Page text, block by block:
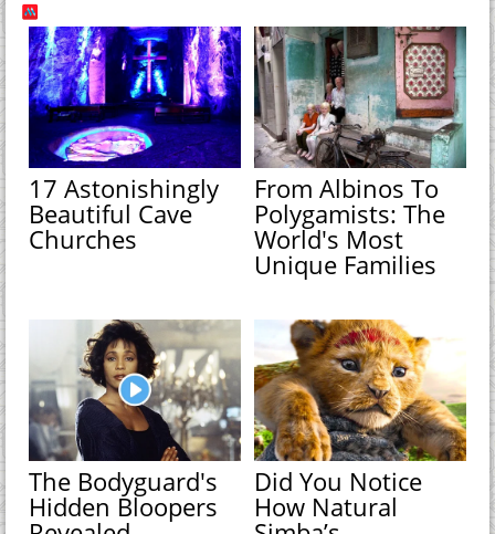
17 Astonishingly
Beautiful Cave
Churches
From Albinos To
Polygamists: The
World's Most
Unique Families
The Bodyguard's
Hidden Bloopers
Did You Notice
How Natural